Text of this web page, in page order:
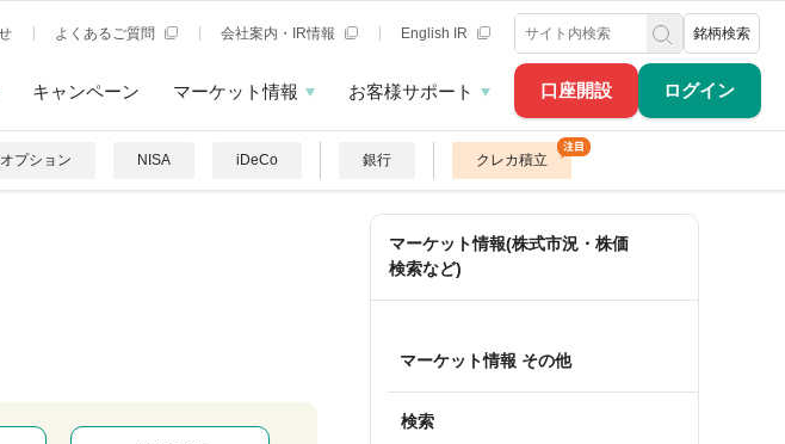
口座開設 ログイン
よくあるご質問 会社案内・IR情報 English IR 銘柄検索
キャンペーン マーケット情報 お客様サポート
プション NISA iDeCo 銀行 クレカ積立
マーケット情報(株式市況・株価
検索など)
マーケット情報 その他
検索